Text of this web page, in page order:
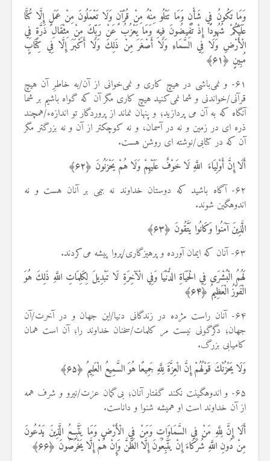
وَمَا تَكُونُ فِي شَأْنٍ وَمَا تَتْلُو مِنْهُ مِنْ قُرْآنٍ وَلَا تَعْمَلُونَ مِنْ عَمَلٍ إِلَّا كُنَّا
عَلَيْكُمْ شُهُودًا إِذْ تُفِيضُونَ فِيهِ وَمَا يَعْزُبُ عَنْ رَبِّكَ مِنْ مِثْقَالِ ذَرَّةٍ فِي
الْأَرْضِ وَلَا فِي السَّمَاءِ وَلَا أَصْغَرَ مِنْ ذَلِكَ وَلَا أَكْبَرَ إِلَّا فِي كِتَابٍ
مُبِينٍ ﴿۶۱﴾
۶۱- و نمی‌باشی در هیچ کاری و نمی‌خوانی از آن/به خاطرِ آن هیچ
قرآنی/خواندنی و شما نمی‌کنید هیچ کاری مگر آن که گواه باشیم بر شما
آنگاه که به آن می پردازید؛ و پنهان نماند از پروردگار تو اندازهء/همچند
ذره ای در زمین و نه در آسمان، و نه کوچکتر از آن و نه بزرگتر مگر
آن که در کتابی/نوشته ای روشن هست.
أَلَا إِنَّ أَوْلِيَاءَ اللَّهِ لَا خَوْفٌ عَلَيْهِمْ وَلَا هُمْ يَحْزَنُونَ ﴿۶۲﴾
۶۲- آگاه باشید که دوستان خداوند نه بیمی بر آنان هست و نه
اندوهگین شوند.
الَّذِينَ آمَنُوا وَكَانُوا يَتَّقُونَ ﴿۶۳﴾
۶۳- آنان که ایمان آورده و پرهیزگاری/پروا پیشه می‌کردند.
لَهُمُ الْبُشْرَى فِي الْحَيَاةِ الدُّنْيَا وَفِي الْآخِرَةِ لَا تَبْدِيلَ لِكَلِمَاتِ اللَّهِ ذَلِكَ هُوَ
الْفَوْزُ الْعَظِيمُ ﴿۶۴﴾
۶۴- آنان راست مژده در زندگانی دنیا/این جهان و در آخرت/آن
جهان؛ دگرگونی نیست مر کلمات/سخنان خداوند را؛ آن است همان
کامیابی بزرگ.
وَلَا يَحْزُنْكَ قَوْلُهُمْ إِنَّ الْعِزَّةَ لِلَّهِ جَمِيعًا هُوَ السَّمِيعُ الْعَلِيمُ ﴿۶۵﴾
۶۵- و اندوهگینت نکند گفتار آنان؛ بی‌گمان عزت/نیرو و شرف همه
از آن خداوند است او همیشه شنوا و داناست.
أَلَا إِنَّ لِلَّهِ مَنْ فِي السَّمَاوَاتِ وَمَنْ فِي الْأَرْضِ وَمَا يَتَّبِعُ الَّذِينَ يَدْعُونَ
مِنْ دُونِ اللَّهِ شُرَكَاءَ إِنْ يَتَّبِعُونَ إِلَّا الظَّنَّ وَإِنْ هُمْ إِلَّا يَخْرُصُونَ ﴿۶۶﴾